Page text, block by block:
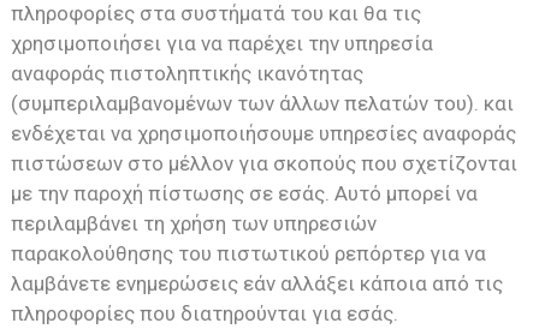
πληροφορίες στα συστήματά του και θα τις
χρησιμοποιήσει για να παρέχει την υπηρεσία
αναφοράς πιστοληπτικής ικανότητας
(συμπεριλαμβανομένων των άλλων πελατών του). και
ενδέχεται να χρησιμοποιήσουμε υπηρεσίες αναφοράς
πιστώσεων στο μέλλον για σκοπούς που σχετίζονται
με την παροχή πίστωσης σε εσάς. Αυτό μπορεί να
περιλαμβάνει τη χρήση των υπηρεσιών
παρακολούθησης του πιστωτικού ρεπόρτερ για να
λαμβάνετε ενημερώσεις εάν αλλάξει κάποια από τις
πληροφορίες που διατηρούνται για εσάς.